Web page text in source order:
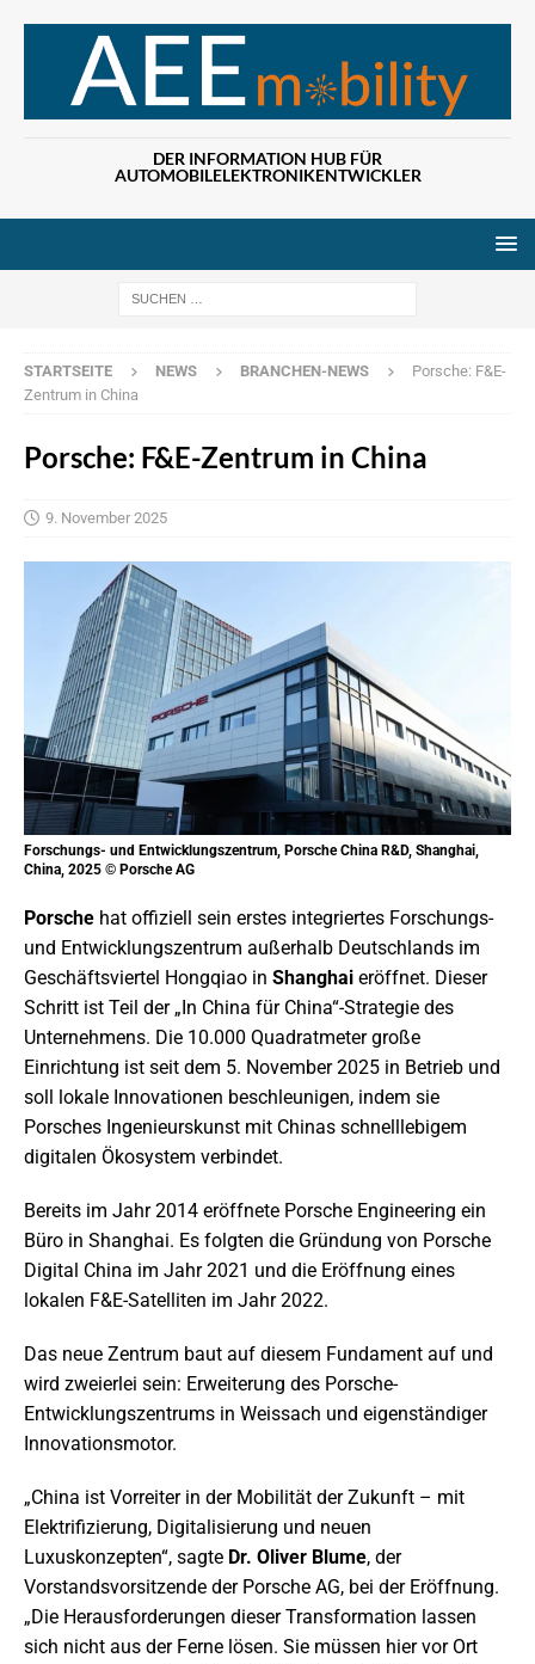
DER INFORMATION HUB FÜR
AUTOMOBILELEKTRONIKENTWICKLER
STARTSEITE NEWS BRANCHEN-NEWS
Porsche: F&E-
Zentrum in China
Porsche: F&E-Zentrum in China
9. November 2025
Forschungs- und Entwicklungszentrum, Porsche China R&D, Shanghai,
China, 2025 © Porsche AG
Porsche hat offiziell sein erstes integriertes Forschungs-
und Entwicklungszentrum außerhalb Deutschlands im
Geschäftsviertel Hongqiao in Shanghai eröffnet. Dieser
Schritt ist Teil der „In China für China“-Strategie des
Unternehmens. Die 10.000 Quadratmeter große
Einrichtung ist seit dem 5. November 2025 in Betrieb und
soll lokale Innovationen beschleunigen, indem sie
Porsches Ingenieurskunst mit Chinas schnelllebigem
digitalen Ökosystem verbindet.
Bereits im Jahr 2014 eröffnete Porsche Engineering ein
Büro in Shanghai. Es folgten die Gründung von Porsche
Digital China im Jahr 2021 und die Eröffnung eines
lokalen F&E-Satelliten im Jahr 2022.
Das neue Zentrum baut auf diesem Fundament auf und
wird zweierlei sein: Erweiterung des Porsche-
Entwicklungszentrums in Weissach und eigenständiger
Innovationsmotor.
„China ist Vorreiter in der Mobilität der Zukunft – mit
Elektrifizierung, Digitalisierung und neuen
Luxuskonzepten“, sagte Dr. Oliver Blume, der
Vorstandsvorsitzende der Porsche AG, bei der Eröffnung.
„Die Herausforderungen dieser Transformation lassen
sich nicht aus der Ferne lösen. Sie müssen hier vor Ort